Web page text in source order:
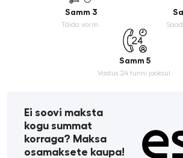
Samm 3
Täida vorm.
Samm 5
Vastus 24 tunni jooksul.
Ei soovi maksta
kogu summat
korraga? Maksa
osamaksete kaupa!